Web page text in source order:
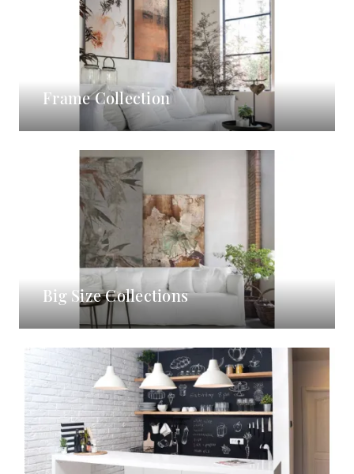
Frame Collection
Big Size Collections